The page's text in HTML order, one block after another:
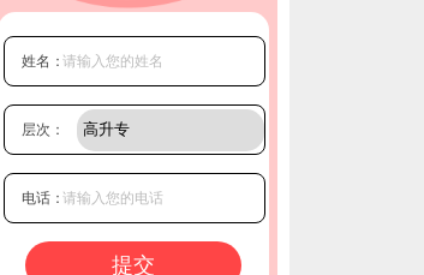
姓名：
层次：
电话：